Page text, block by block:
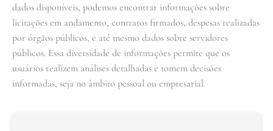
dados disponíveis, podemos encontrar informações sobre
licitações em andamento, contratos firmados, despesas realizadas
por órgãos públicos, e até mesmo dados sobre servidores
públicos. Essa diversidade de informações permite que os
usuários realizem análises detalhadas e tomem decisões
informadas, seja no âmbito pessoal ou empresarial.